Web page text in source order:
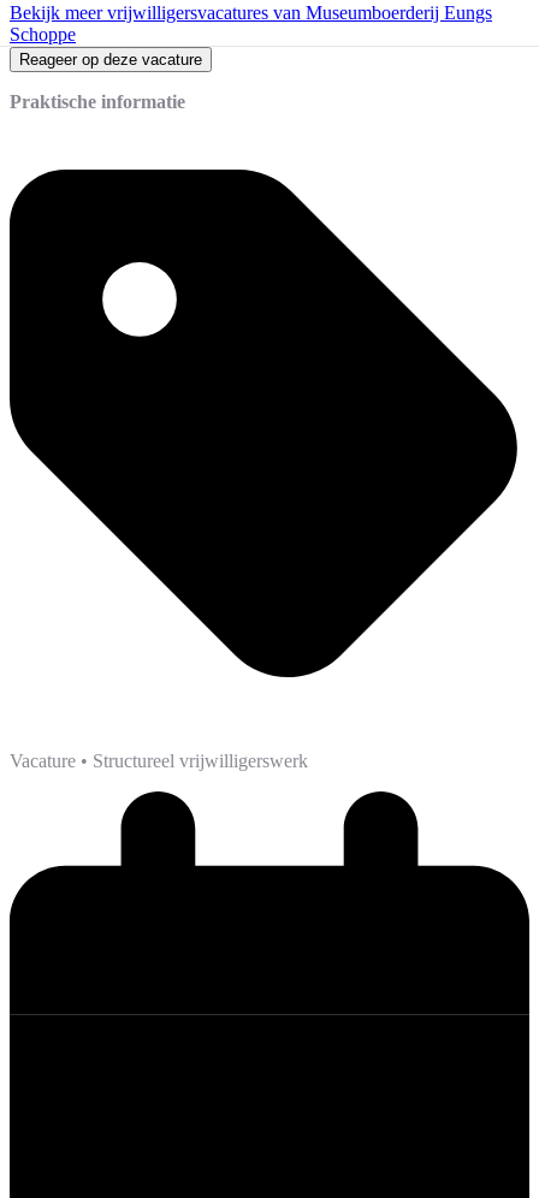
Bekijk meer vrijwilligersvacatures van Museumboerderij Eungs
Schoppe
Reageer op deze vacature
Praktische informatie
Vacature • Structureel vrijwilligerswerk